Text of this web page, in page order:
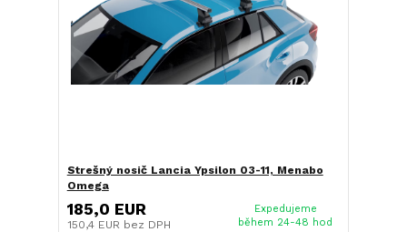
Strešný nosič Lancia Ypsilon 03-11, Menabo
Omega
185,0 EUR
150,4 EUR bez DPH
Expedujeme
během 24-48 hod